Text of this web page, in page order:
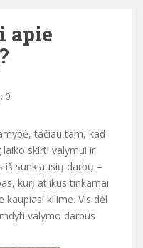
apie
0
tačiau tam, kad
skirti valymui ir
iš sunkiausių darbų –
kurį atlikus tinkamai
kaupiasi kilime. Vis dėl
valymo darbus